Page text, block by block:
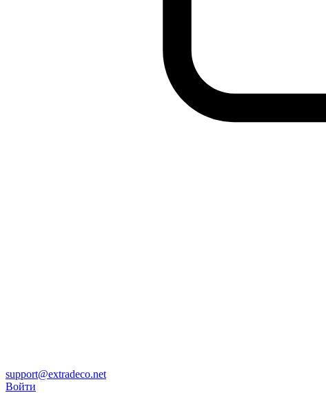
support@extradeco.net
Войти